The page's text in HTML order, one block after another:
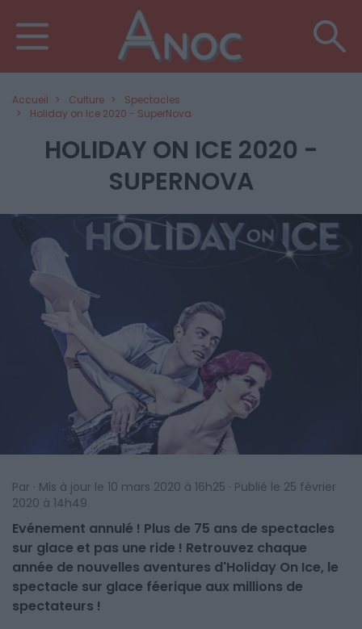
Accueil Culture
Spectacles
Holiday on Ice 2020 - SuperNova
HOLIDAY ON ICE 2020 -
SUPERNOVA
Par · Mis à jour le 10 mars 2020 à 16h25 · Publié le 25 février
2020 à 14h49
Evénement annulé ! Plus de 75 ans de spectacles
sur glace et pas une ride ! Retrouvez chaque
année de nouvelles aventures d'Holiday On Ice, le
spectacle sur glace féerique aux millions de
spectateurs !